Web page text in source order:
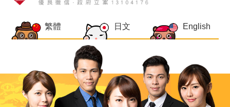
繁體 日文 English